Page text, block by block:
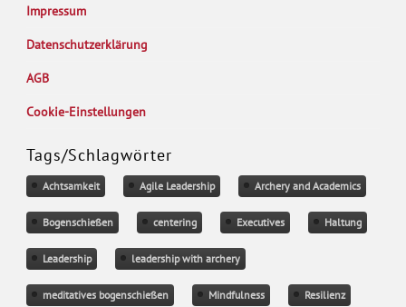
Impressum
Datenschutzerklärung
AGB
Cookie-Einstellungen
Tags/Schlagwörter
Achtsamkeit Agile Leadership Archery and Academics
Bogenschießen centering Executives Haltung
Leadership leadership with archery
meditatives bogenschießen Mindfulness Resilienz